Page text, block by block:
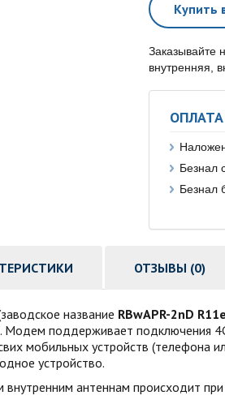
Купить
Заказывайте
внутренняя,
ОПЛАТА
Безнал
Безнал
ОТЗЫВЫ (0)
название RBwAPR-2nD
поддерживает подключения
мобильных устройств
устройство.
внутренним антеннам происходит